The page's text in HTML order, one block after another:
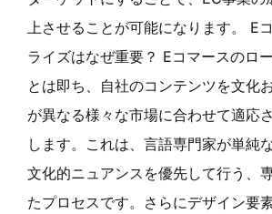
上させることが可能になります。 E
ライズはなぜ重要？ Eコマースのロ
とは即ち、自社のコンテンツを文化
が異なる様々な市場に合わせて適応
します。これは、言語専門家が単純
文化的ニュアンスを優先して行う、
たプロセスです。さらにデザイン要